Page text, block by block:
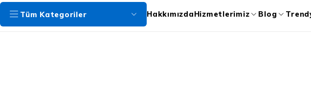
Tüm Kategoriler HakkımızdaHizmetlerimiz Blog